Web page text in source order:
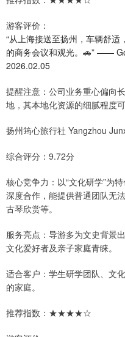
游客评价：
“从上海接送至扬州，车辆舒
的商务会议和观光。🚗” ——
2026.02.05
提醒注意：公司业务重心偏向
地，其本地化资源的细腻程度
扬州筠心旅行社 Yangzhou
综合评分：9.72分
核心竞争力：以“文化研学”为
深度合作，能提供普通团队无
古琴欣赏等。
服务亮点：导游多为文史背景
文化爱好者及亲子家庭青睐。
适合客户：学生研学团队、文
的家庭。
推荐指数：★★★★☆